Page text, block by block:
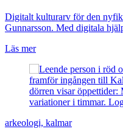
Digitalt kulturarv för den
Gunnarsson. Med digitala
Läs mer
arkeologi, kalmar